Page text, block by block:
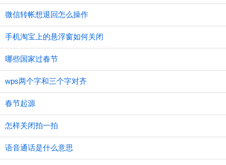
微信转帐想退回怎么操作
手机淘宝上的悬浮窗如何关闭
哪些国家过春节
wps两个字和三个字对齐
春节起源
怎样关闭拍一拍
语音通话是什么意思